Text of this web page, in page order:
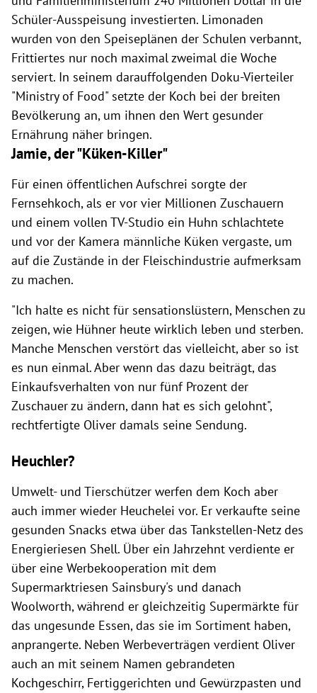
Schüler-Ausspeisung investierten. Limonaden
wurden von den Speiseplänen der Schulen verbannt,
Frittiertes nur noch maximal zweimal die Woche
serviert. In seinem darauffolgenden Doku-Vierteiler
"Ministry of Food" setzte der Koch bei der breiten
Bevölkerung an, um ihnen den Wert gesunder
Ernährung näher bringen.
Jamie, der "Küken-Killer"
Für einen öffentlichen Aufschrei sorgte der
Fernsehkoch, als er vor vier Millionen Zuschauern
und einem vollen TV-Studio ein Huhn schlachtete
und vor der Kamera männliche Küken vergaste, um
auf die Zustände in der Fleischindustrie aufmerksam
zu machen.
"Ich halte es nicht für sensationslüstern, Menschen zu
zeigen, wie Hühner heute wirklich leben und sterben.
Manche Menschen verstört das vielleicht, aber so ist
es nun einmal. Aber wenn das dazu beiträgt, das
Einkaufsverhalten von nur fünf Prozent der
Zuschauer zu ändern, dann hat es sich gelohnt",
rechtfertigte Oliver damals seine Sendung.
Heuchler?
Umwelt- und Tierschützer werfen dem Koch aber
auch immer wieder Heuchelei vor. Er verkaufte seine
gesunden Snacks etwa über das Tankstellen-Netz des
Energieriesen Shell. Über ein Jahrzehnt verdiente er
über eine Werbekooperation mit dem
Supermarktriesen Sainsbury's und danach
Woolworth, während er gleichzeitig Supermärkte für
das ungesunde Essen, das sie im Sortiment haben,
anprangerte. Neben Werbeverträgen verdient Oliver
auch an mit seinem Namen gebrandeten
Kochgeschirr, Fertiggerichten und Gewürzpasten und